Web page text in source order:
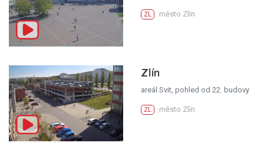
ZL město Zlín
Zlín
areál Svit, pohled od 22. budovy
ZL město Zlín